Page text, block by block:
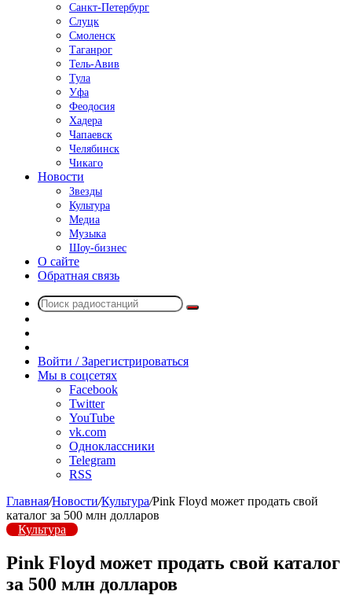
Санкт-Петербург
Слуцк
Смоленск
Таганрог
Тель-Авив
Тула
Уфа
Феодосия
Хадера
Чапаевск
Челябинск
Чикаго
Новости
Звезды
Культура
Медиа
Музыка
Шоу-бизнес
О сайте
Обратная связь
Поиск
радио
Войти / Зарегистрироваться
Мы в соцсетях
Facebook
Twitter
YouTube
vk.com
Одноклассники
Telegram
RSS
Главная/Новости/Культура/Pink Floyd может продать свой
каталог за 500 млн долларов
Культура
Pink Floyd может продать свой каталог
за 500 млн долларов